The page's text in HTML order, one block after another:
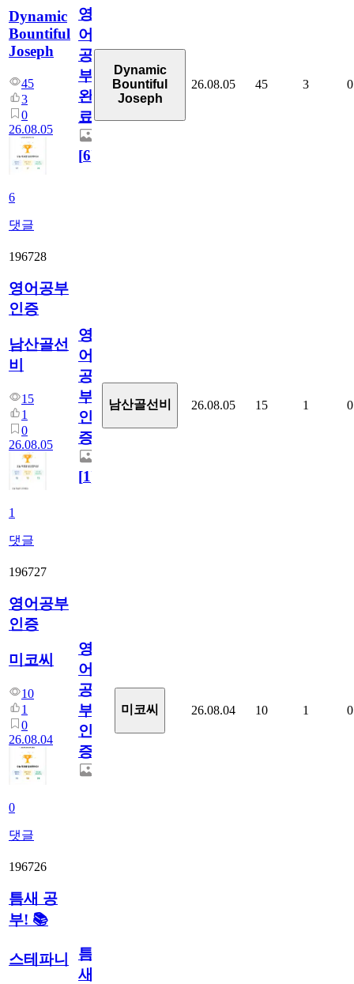
Dynamic
Bountiful
Joseph
45
3
0
26.08.05
6
댓글
영
어
공
부
완
료
[6]
Dynamic
Bountiful
Joseph
26.08.05 45 3 0
196728
영어공부
인증
남산골선
비
15
1
0
26.08.05
1
댓글
영
어
공
부
인
증
[1]
남산골선비 26.08.05 15 1 0
196727
영어공부
인증
미코씨
10
1
0
26.08.04
0
댓글
영
어
공
부
인
증
미코씨 26.08.04 10 1 0
196726
틈새 공
부! 📚
스테파니
틈
새